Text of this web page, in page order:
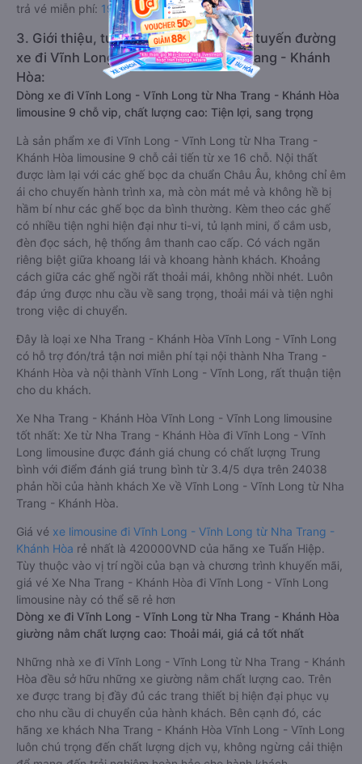
trả vé miễn phí: 1900 888684.
3. Giới thiệu, tư vấn các dòng xe chạy tuyến đường
xe đi Vĩnh Long - Vĩnh Long từ Nha Trang - Khánh
Hòa:
Dòng xe đi Vĩnh Long - Vĩnh Long từ Nha Trang - Khánh Hòa
limousine 9 chỗ vip, chất lượng cao: Tiện lợi, sang trọng
Là sản phẩm xe đi Vĩnh Long - Vĩnh Long từ Nha Trang -
Khánh Hòa limousine 9 chỗ cải tiến từ xe 16 chỗ. Nội thất
được làm lại với các ghế bọc da chuẩn Châu Âu, không chỉ êm
ái cho chuyến hành trình xa, mà còn mát mẻ và không hề bị
hầm bí như các ghế bọc da bình thường. Kèm theo các ghế
có nhiều tiện nghi hiện đại như ti-vi, tủ lạnh mini, ổ cắm usb,
đèn đọc sách, hệ thống âm thanh cao cấp. Có vách ngăn
riêng biệt giữa khoang lái và khoang hành khách. Khoảng
cách giữa các ghế ngồi rất thoải mái, không nhồi nhét. Luôn
đáp ứng được nhu cầu về sang trọng, thoải mái và tiện nghi
trong việc di chuyển.
Đây là loại xe Nha Trang - Khánh Hòa Vĩnh Long - Vĩnh Long
có hỗ trợ đón/trả tận nơi miễn phí tại nội thành Nha Trang -
Khánh Hòa và nội thành Vĩnh Long - Vĩnh Long, rất thuận tiện
cho du khách.
Xe Nha Trang - Khánh Hòa Vĩnh Long - Vĩnh Long limousine
tốt nhất: Xe từ Nha Trang - Khánh Hòa đi Vĩnh Long - Vĩnh
Long limousine được đánh giá chung có chất lượng Trung
bình với điểm đánh giá trung bình từ 3.4/5 dựa trên 24038
phản hồi của hành khách Xe về Vĩnh Long - Vĩnh Long từ Nha
Trang - Khánh Hòa.
Giá vé xe limousine đi Vĩnh Long - Vĩnh Long từ Nha Trang -
Khánh Hòa rẻ nhất là 420000VND của hãng xe Tuấn Hiệp.
Tùy thuộc vào vị trí ngồi của bạn và chương trình khuyến mãi,
giá vé Xe Nha Trang - Khánh Hòa đi Vĩnh Long - Vĩnh Long
limousine này có thể sẽ rẻ hơn
Dòng xe đi Vĩnh Long - Vĩnh Long từ Nha Trang - Khánh Hòa
giường nằm chất lượng cao: Thoải mái, giá cả tốt nhất
Những nhà xe đi Vĩnh Long - Vĩnh Long từ Nha Trang - Khánh
Hòa đều sở hữu những xe giường nằm chất lượng cao. Trên
xe được trang bị đầy đủ các trang thiết bị hiện đại phục vụ
cho nhu cầu di chuyển của hành khách. Bên cạnh đó, các
hãng xe khách Nha Trang - Khánh Hòa Vĩnh Long - Vĩnh Long
luôn chú trọng đến chất lượng dịch vụ, không ngừng cải thiện